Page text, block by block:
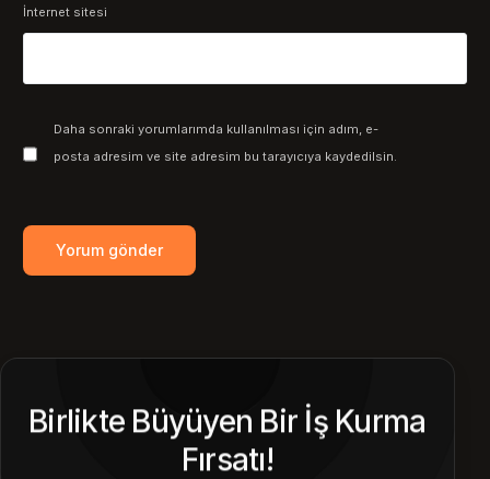
İnternet sitesi
Daha sonraki yorumlarımda kullanılması için adım, e-
posta adresim ve site adresim bu tarayıcıya kaydedilsin.
Birlikte Büyüyen Bir İş Kurma
Fırsatı!